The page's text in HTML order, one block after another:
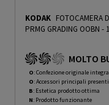
KODAK FOTOCAMERA
PRMG GRADING OOBN -
MOLTO
O: Confezione originale integra
O: Accessori principali presenti
B: Estetica prodotto ottima
N: Prodotto funzionante